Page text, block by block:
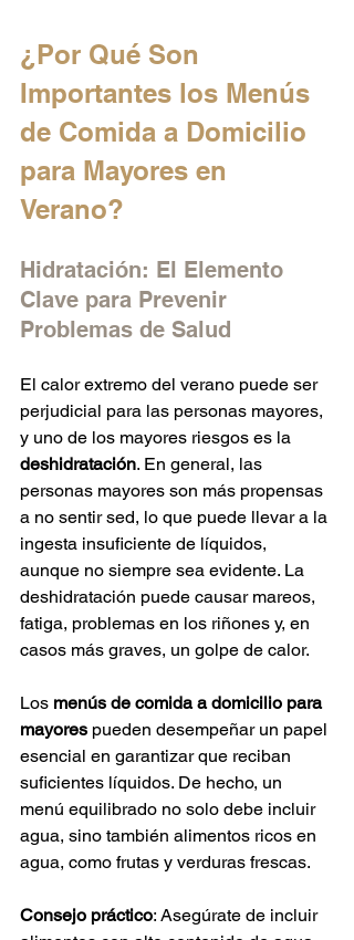
¿Por Qué Son
Importantes los Menús
de Comida a Domicilio
para Mayores en
Verano?
Hidratación: El Elemento
Clave para Prevenir
Problemas de Salud
El calor extremo del verano puede ser
perjudicial para las personas mayores,
y uno de los mayores riesgos es la
deshidratación. En general, las
personas mayores son más propensas
a no sentir sed, lo que puede llevar a la
ingesta insuficiente de líquidos,
aunque no siempre sea evidente. La
deshidratación puede causar mareos,
fatiga, problemas en los riñones y, en
casos más graves, un golpe de calor.
Los menús de comida a domicilio para
mayores pueden desempeñar un papel
esencial en garantizar que reciban
suficientes líquidos. De hecho, un
menú equilibrado no solo debe incluir
agua, sino también alimentos ricos en
agua, como frutas y verduras frescas.
Consejo práctico: Asegúrate de incluir